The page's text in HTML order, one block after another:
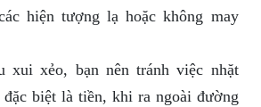
hiện tượng lạ hoặc không may
xui xẻo, bạn nên tránh việc nhặt
biệt là tiền, khi ra ngoài đường